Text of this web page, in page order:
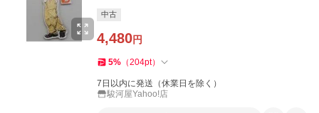
中古
4,480円
5% （204pt）
7日以内に発送（休業日を除く）
駿河屋Yahoo!店